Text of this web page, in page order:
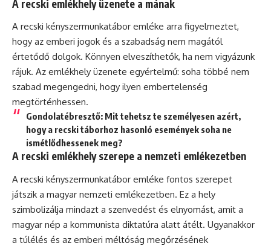
A recski emlékhely üzenete a mának
A recski kényszermunkatábor emléke arra figyelmeztet,
hogy az emberi jogok és a szabadság nem magától
értetődő dolgok. Könnyen elveszíthetők, ha nem vigyázunk
rájuk. Az emlékhely üzenete egyértelmű: soha többé nem
szabad megengedni, hogy ilyen embertelenség
megtörténhessen.
Gondolatébresztő:Mit tehetsz te személyesen azért,
hogy a recski táborhoz hasonló események soha ne
ismétlődhessenek meg?
A recski emlékhely szerepe a nemzeti emlékezetben
A recski kényszermunkatábor emléke fontos szerepet
játszik a magyar nemzeti emlékezetben. Ez a hely
szimbolizálja mindazt a szenvedést és elnyomást, amit a
magyar nép a kommunista diktatúra alatt átélt. Ugyanakkor
a túlélés és az emberi méltóság megőrzésének